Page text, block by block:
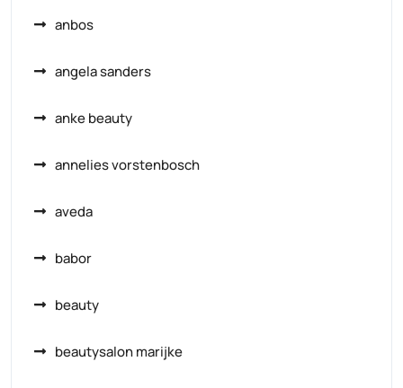
anbos
angela sanders
anke beauty
annelies vorstenbosch
aveda
babor
beauty
beautysalon marijke